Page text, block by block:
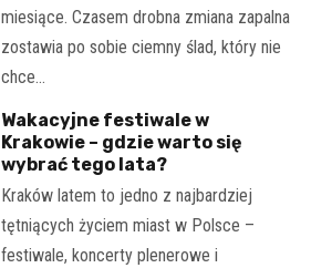
miesiące. Czasem drobna zmiana zapalna
zostawia po sobie ciemny ślad, który nie
chce…
Wakacyjne festiwale w
Krakowie – gdzie warto się
wybrać tego lata?
Kraków latem to jedno z najbardziej
tętniących życiem miast w Polsce –
festiwale, koncerty plenerowe i